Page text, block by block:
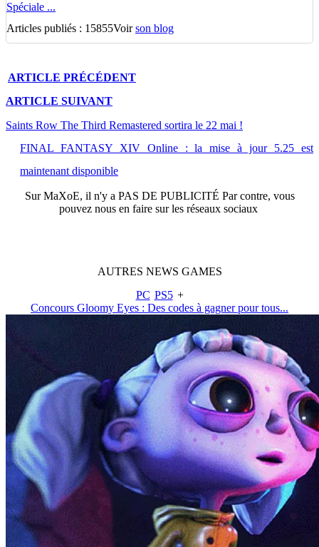
Spéciale ...
Articles publiés : 15855Voirson blog
ARTICLE PRÉCÉDENT
ARTICLE SUIVANT
Saints Row The Third Remastered sortira le 22 mai !
FINAL FANTASY XIV Online : la mise à jour 5.25 est
maintenant disponible
SurMaXoE, il n'y a PAS DE PUBLICITÉ Par contre, vous
pouvez nous en faire sur les réseaux sociaux
AUTRES NEWS GAMES
PC PS5 +
Concours Gloomy Eyes : Des codes à gagner pour tous...